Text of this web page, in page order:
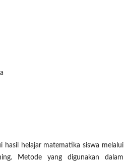
helajar matematika siswa melalui
Metode yang digunakan dalam